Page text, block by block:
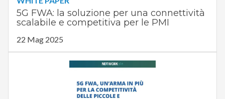
5G FWA: la soluzione per una connettività
scalabile e competitiva per le PMI
22 Mag 2025